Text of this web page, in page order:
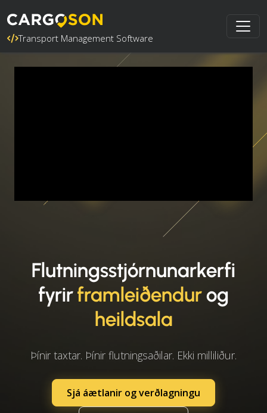
Transport Management Software
Flutnings­stjórnunar­kerfi
fyrirframleiðendurog
heildsala
Þínir taxtar. Þínir flutningsaðilar. Ekki milliliður.
Sjá áætlanir og verðlagningu